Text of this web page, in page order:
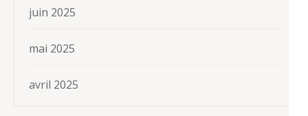
juin 2025
mai 2025
avril 2025